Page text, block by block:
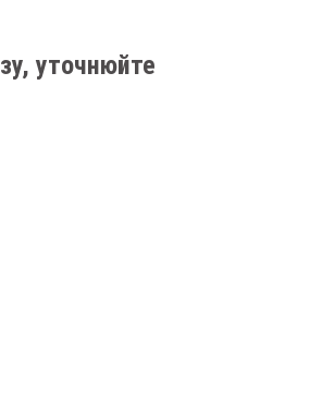
уточнюйте